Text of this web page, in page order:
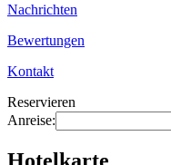
Nachrichten
Bewertungen
Kontakt
Reservieren
Anreise: